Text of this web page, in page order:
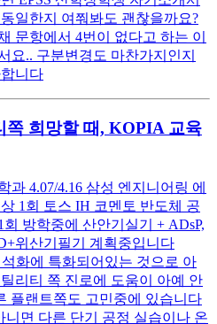
일한지 여쭤봐도 괜찮을까요?
문항에서 4번이 없다고 하는 이
요.. 구분변경도 마찬가지인지
니다
쪽 희망할 때, KOPIA 교육
과 4.07/4.16 삼성 엔지니어링 에
1회 토스 IH 코멘토 반도체 공
방학중에 산안기실기 + ADsP,
위산기필기 계획중입니다
화에 특화되어있는 것으로 아
리티 쪽 진로에 도움이 아예 안
플랜트쪽도 고민중에 있습니다
니면 다른 단기 공정 실습이나 온